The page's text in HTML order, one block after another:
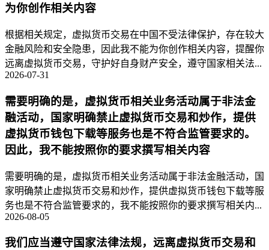
为你创作相关内容
根据相关规定，虚拟货币交易在中国不受法律保护，存在较大
金融风险和安全隐患，因此我不能为你创作相关内容，提醒你
远离虚拟货币交易，守护好自身财产安全，遵守国家相关法...
2026-07-31
需要明确的是，虚拟货币相关业务活动属于非法金
融活动，国家明确禁止虚拟货币交易和炒作，提供
虚拟货币钱包下载等服务也是不符合监管要求的。
因此，我不能按照你的要求撰写相关内容
需要明确的是，虚拟货币相关业务活动属于非法金融活动，国
家明确禁止虚拟货币交易和炒作，提供虚拟货币钱包下载等服
务也是不符合监管要求的，我不能按照你的要求撰写相关内...
2026-08-05
我们应当遵守国家法律法规，远离虚拟货币交易和